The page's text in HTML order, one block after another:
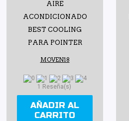
AIRE
ACONDICIONADO
BEST COOLING
PARA POINTER
MOVEN18
1 Reseña(s)
AÑADIR AL
CARRITO